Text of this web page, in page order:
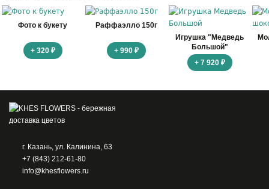
Фото к букету
+ 320 ₽
Раффаэлло 150г
+ 990 ₽
Игрушка "Медведь
Большой"
+ 7 920 ₽
г. Казань, ул. Калинина, 63
+7 (843) 212-61-80
info@khesflowers.ru